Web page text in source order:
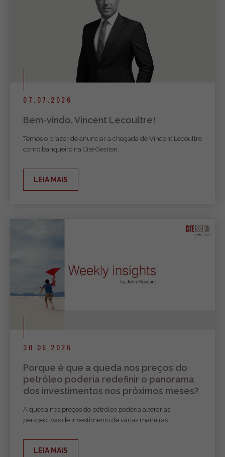
07.07.2026
Bem-vindo, Vincent Lecoultre!
Temos o prazer de anunciar a chegada de Vincent Lecoultre
como banqueiro na Cité Gestion.
LEIA MAIS
30.06.2026
Porque é que a queda nos preços do
petróleo poderia redefinir o panorama
dos investimentos nos próximos meses?
A queda nos preços do petróleo poderia alterar as
perspectivas de investimento de várias maneiras.
LEIA MAIS